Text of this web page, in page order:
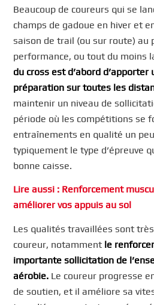
Beaucoup de coureurs qui se
champs de gadoue en hiver et
saison de trail (ou sur route) au
performance, ou tout du moins
du cross est d’abord d’apporter
préparation sur toutes les
maintenir un niveau de
période où les compétitions se
entraînements en qualité un
typiquement le type d’épreuve
bonne caisse.
Lire aussi : Renforcement
améliorer vos appuis au sol
Les qualités travaillées sont
coureur, notamment le
importante sollicitation de
aérobie. Le coureur progresse
de soutien, et il améliore sa